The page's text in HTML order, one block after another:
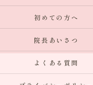
初めての方へ
院長あいさつ
よくある質問